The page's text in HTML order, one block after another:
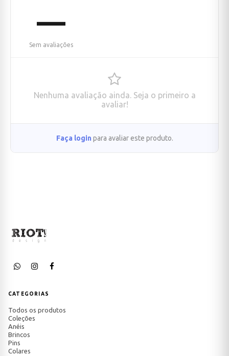
—
Sem avaliações
Nenhuma avaliação ainda. Seja o primeiro a
avaliar!
Faça login para avaliar este produto.
CATEGORIAS
Todos os produtos
Coleções
Anéis
Brincos
Pins
Colares